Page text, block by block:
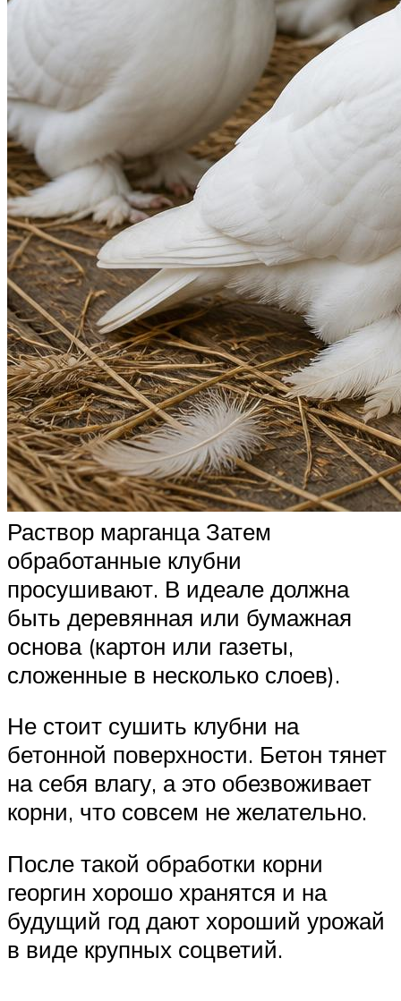
Раствор марганца Затем
обработанные клубни
просушивают. В идеале должна
быть деревянная или бумажная
основа (картон или газеты,
сложенные в несколько слоев).
Не стоит сушить клубни на
бетонной поверхности. Бетон тянет
на себя влагу, а это обезвоживает
корни, что совсем не желательно.
После такой обработки корни
георгин хорошо хранятся и на
будущий год дают хороший урожай
в виде крупных соцветий.